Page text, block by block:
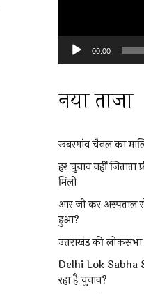
00:00
नया ताजा
खबरगांव चैनल का
हर चुनाव नहीं
मिली
आर जी कर अस्पताल
हुआ?
उत्तराखंड की
Delhi Lok Sabha
रहा है चुनाव?